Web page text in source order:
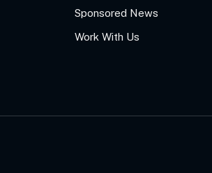
Sponsored News
Work With Us